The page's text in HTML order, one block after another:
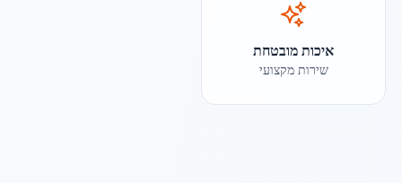
איכות מובטחת
שירות מקצועי